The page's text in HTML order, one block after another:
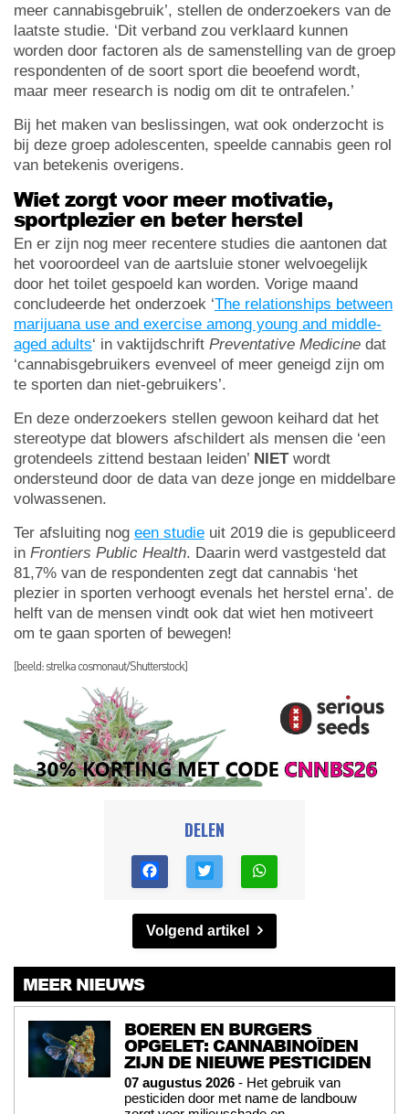
meer cannabisgebruik’, stellen de onderzoekers van de
laatste studie. ‘Dit verband zou verklaard kunnen
worden door factoren als de samenstelling van de groep
respondenten of de soort sport die beoefend wordt,
maar meer research is nodig om dit te ontrafelen.’
Bij het maken van beslissingen, wat ook onderzocht is
bij deze groep adolescenten, speelde cannabis geen rol
van betekenis overigens.
Wiet zorgt voor meer motivatie,
sportplezier en beter herstel
En er zijn nog meer recentere studies die aantonen dat
het vooroordeel van de aartsluie stoner welvoegelijk
door het toilet gespoeld kan worden. Vorige maand
concludeerde het onderzoek ‘The relationships between
marijuana use and exercise among young and middle-
aged adults‘ in vaktijdschrift Preventative Medicine dat
‘cannabisgebruikers evenveel of meer geneigd zijn om
te sporten dan niet-gebruikers’.
En deze onderzoekers stellen gewoon keihard dat het
stereotype dat blowers afschildert als mensen die ‘een
grotendeels zittend bestaan leiden’ NIETwordt
ondersteund door de data van deze jonge en middelbare
volwassenen.
Ter afsluiting nog een studie uit 2019 die is gepubliceerd
in Frontiers Public Health. Daarin werd vastgesteld dat
81,7% van de respondenten zegt dat cannabis ‘het
plezier in sporten verhoogt evenals het herstel erna’. de
helft van de mensen vindt ook dat wiet hen motiveert
om te gaan sporten of bewegen!
[beeld: strelka cosmonaut/Shutterstock]
DELEN
Volgend artikel
MEER NIEUWS
BOEREN EN BURGERS
OPGELET: CANNABINOÏDEN
ZIJN DE NIEUWE PESTICIDEN
07 augustus 2026 - Het gebruik van
pesticiden door met name de landbouw